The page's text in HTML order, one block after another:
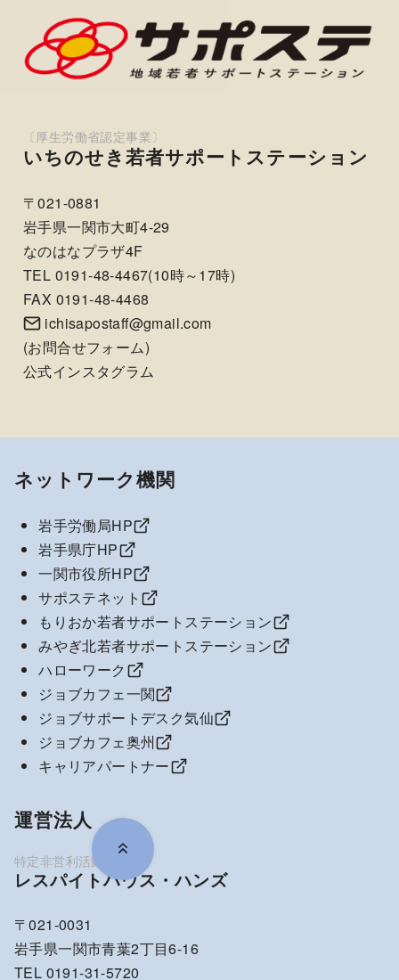
いちのせき若者サポートステーション
〒021-0881
岩手県一関市大町4-29
なのはなプラザ4F
TEL 0191-48-4467(10時～17時)
FAX 0191-48-4468
ichisapostaff@gmail.com
(お問合せフォーム)
公式インスタグラム
ネットワーク機関
岩手労働局HP
岩手県庁HP
一関市役所HP
サポステネット
もりおか若者サポートステーション
みやぎ北若者サポートステーション
ハローワーク
ジョブカフェ一関
ジョブサポートデスク気仙
ジョブカフェ奥州
キャリアパートナー
運営法人
レスパイトハウス・ハンズ
〒021-0031
岩手県一関市青葉2丁目6-16
TEL 0191-31-5720